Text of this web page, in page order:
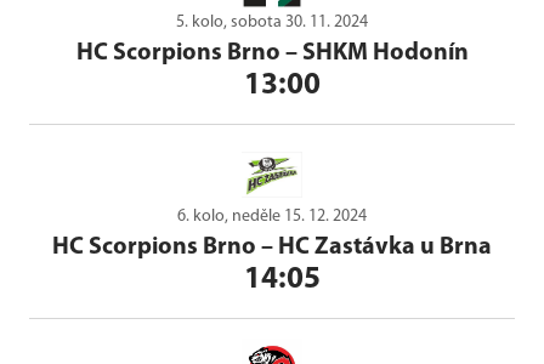
5. kolo, sobota 30. 11. 2024
HC Scorpions Brno – SHKM Hodonín
13:00
6. kolo, neděle 15. 12. 2024
HC Scorpions Brno – HC Zastávka u Brna
14:05